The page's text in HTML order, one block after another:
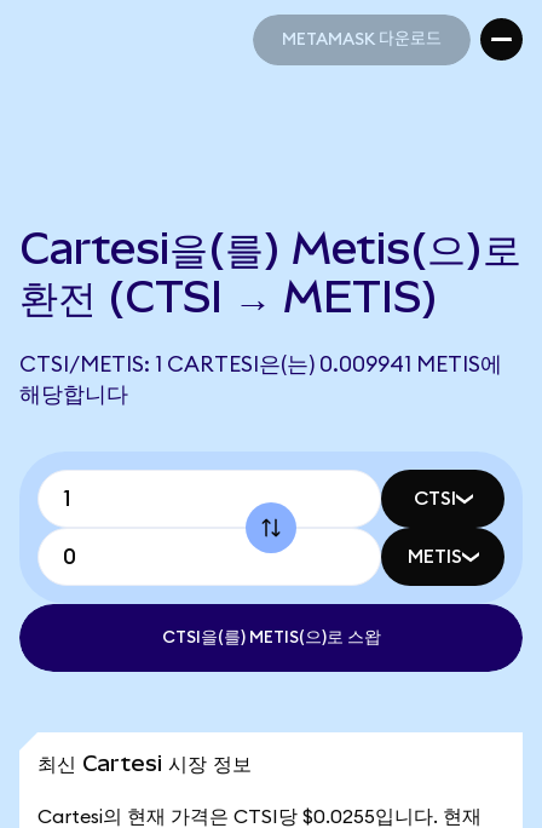
METAMASK 다운로드
Cartesi을(를) Metis(으)로
환전 (CTSI → METIS)
CTSI/METIS: 1 CARTESI은(는) 0.009941 METIS에
해당합니다
CTSI
METIS
CTSI을(를) METIS(으)로 스왑
최신 Cartesi 시장 정보
Cartesi의 현재 가격은 CTSI당 $0.0255입니다. 현재